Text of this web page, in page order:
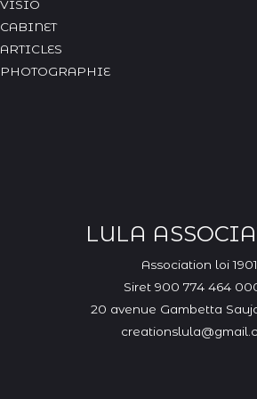
VISIO
CABINET
ARTICLES
PHOTOGRAPHIE
LULA
Association loi 1901
Siret 900 774 464
20 avenue Gambetta